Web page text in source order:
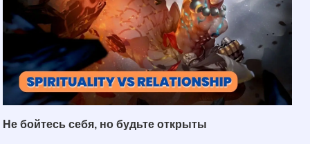
Не бойтесь себя, но будьте открыты